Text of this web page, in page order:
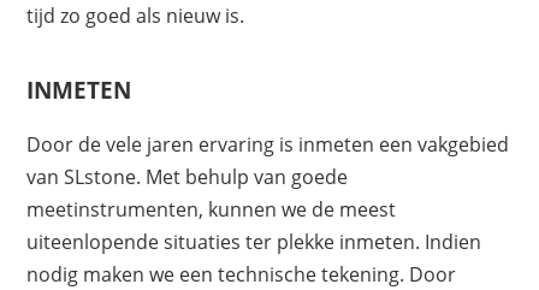
tijd zo goed als nieuw is.
INMETEN
Door de vele jaren ervaring is inmeten een vakgebied
van SLstone. Met behulp van goede
meetinstrumenten, kunnen we de meest
uiteenlopende situaties ter plekke inmeten. Indien
nodig maken we een technische tekening. Door